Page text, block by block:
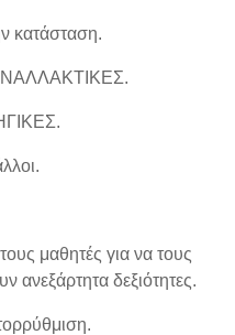
ΕΝΑΛΛΑΚΤΙΚΕΣ.
μαθητές για να τους
ανεξάρτητα δεξιότητες.